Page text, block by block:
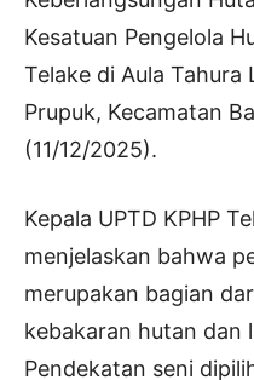
Kesatuan Pengelola
Telake di Aula Tahura
Prupuk, Kecamatan
(11/12/2025).
Kepala UPTD KPHP
menjelaskan bahwa
merupakan bagian
kebakaran hutan dan
Pendekatan seni